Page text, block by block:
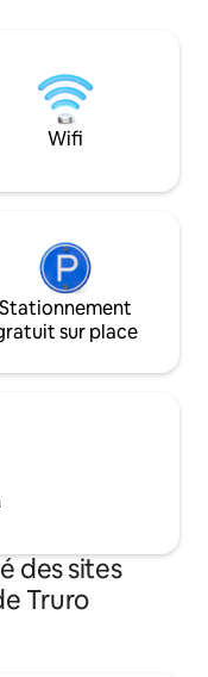
Wifi
Stationnement
sur place
des sites
Truro